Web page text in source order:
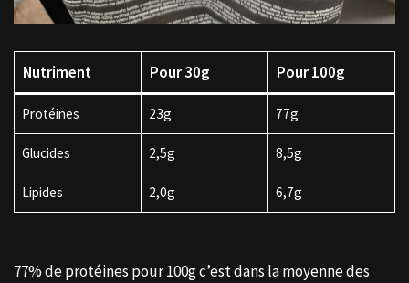
Nutriment Pour 30g Pour 100g
Protéines 23g 77g
Glucides 2,5g 8,5g
Lipides 2,0g 6,7g
77% de protéines pour 100g c’est dans la moyenne des